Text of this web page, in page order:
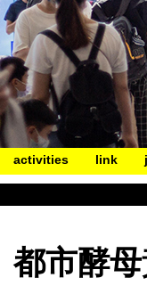
activities link
都市酵